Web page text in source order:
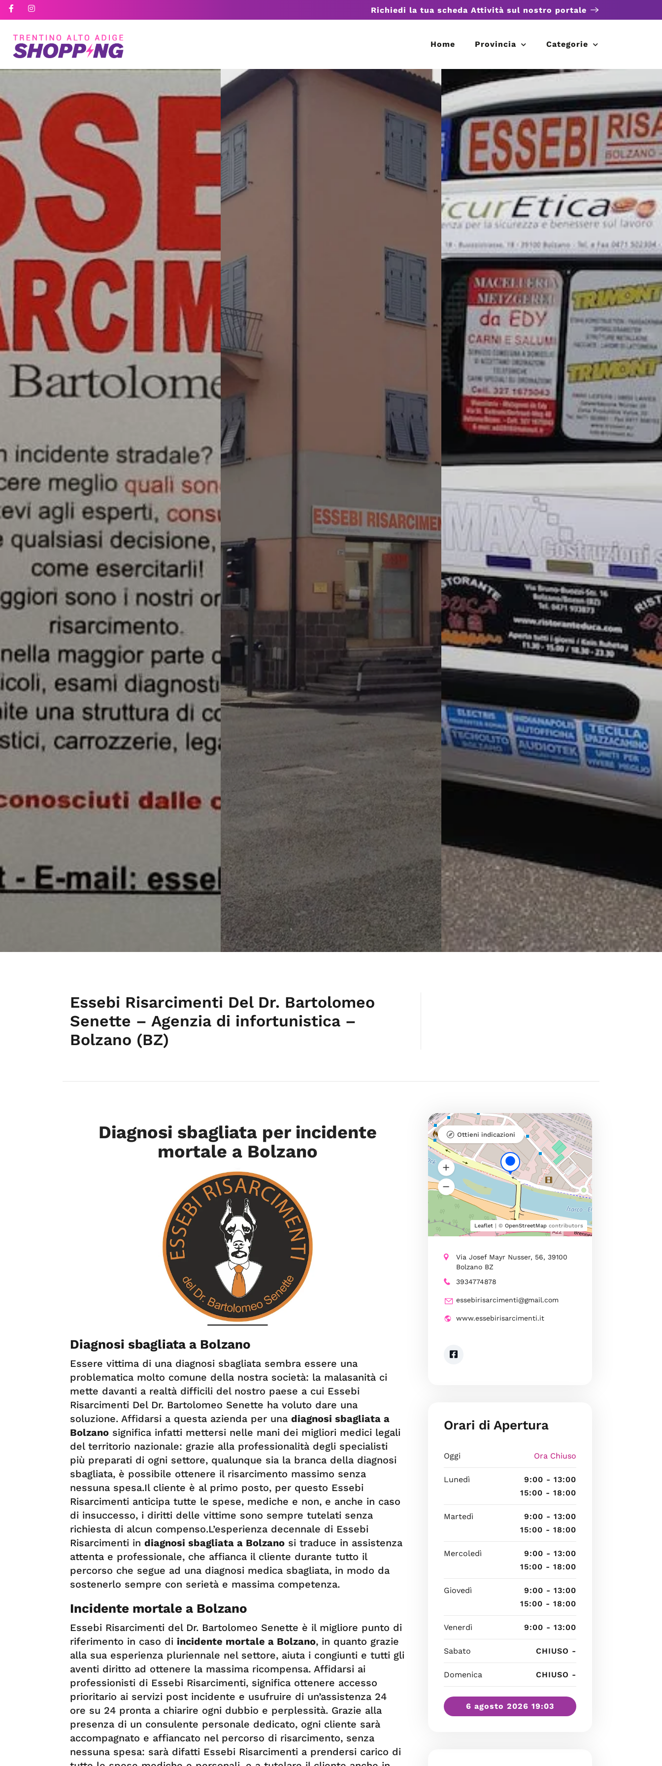
Richiedi la tua scheda Attività sul nostro portale
Home Provincia Categorie
Essebi Risarcimenti Del Dr. Bartolomeo
Senette – Agenzia di infortunistica –
Bolzano (BZ)
Diagnosi sbagliata per incidente
mortale a Bolzano
Diagnosi sbagliata a Bolzano
Essere vittima di una diagnosi sbagliata sembra essere una
problematica molto comune della nostra società: la malasanità ci
mette davanti a realtà difficili del nostro paese a cui Essebi
Risarcimenti Del Dr. Bartolomeo Senette ha voluto dare una
soluzione. Affidarsi a questa azienda per una diagnosi sbagliata a
Bolzano significa infatti mettersi nelle mani dei migliori medici legali
del territorio nazionale: grazie alla professionalità degli specialisti
più preparati di ogni settore, qualunque sia la branca della diagnosi
sbagliata, è possibile ottenere il risarcimento massimo senza
nessuna spesa.Il cliente è al primo posto, per questo Essebi
Risarcimenti anticipa tutte le spese, mediche e non, e anche in caso
di insuccesso, i diritti delle vittime sono sempre tutelati senza
richiesta di alcun compenso.L’esperienza decennale di Essebi
Risarcimenti in diagnosi sbagliata a Bolzano si traduce in assistenza
attenta e professionale, che affianca il cliente durante tutto il
percorso che segue ad una diagnosi medica sbagliata, in modo da
sostenerlo sempre con serietà e massima competenza.
Incidente mortale a Bolzano
Essebi Risarcimenti del Dr. Bartolomeo Senette è il migliore punto di
riferimento in caso di incidente mortale a Bolzano, in quanto grazie
alla sua esperienza pluriennale nel settore, aiuta i congiunti e tutti gli
aventi diritto ad ottenere la massima ricompensa. Affidarsi ai
professionisti di Essebi Risarcimenti, significa ottenere accesso
prioritario ai servizi post incidente e usufruire di un’assistenza 24
ore su 24 pronta a chiarire ogni dubbio e perplessità. Grazie alla
presenza di un consulente personale dedicato, ogni cliente sarà
accompagnato e affiancato nel percorso di risarcimento, senza
nessuna spesa: sarà difatti Essebi Risarcimenti a prendersi carico di
Leaflet| © OpenStreetMapcontributors
Ottieni indicazioni
Via Josef Mayr Nusser, 56, 39100
Bolzano BZ
3934774878
essebirisarcimenti@gmail.com
www.essebirisarcimenti.it
Orari di Apertura
Oggi Ora Chiuso
Lunedì
9:00 - 13:00
15:00 - 18:00
Martedì
9:00 - 13:00
15:00 - 18:00
Mercoledì
9:00 - 13:00
15:00 - 18:00
Giovedì
9:00 - 13:00
15:00 - 18:00
Venerdì 9:00 - 13:00
Sabato CHIUSO -
Domenica CHIUSO -
6 agosto 2026 19:03